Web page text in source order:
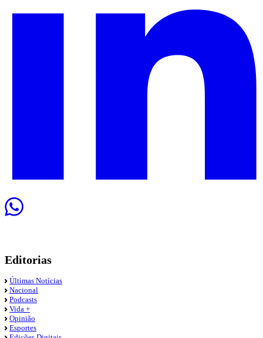
Editorias
Últimas Notícias
Nacional
Podcasts
Vida +
Opinião
Esportes